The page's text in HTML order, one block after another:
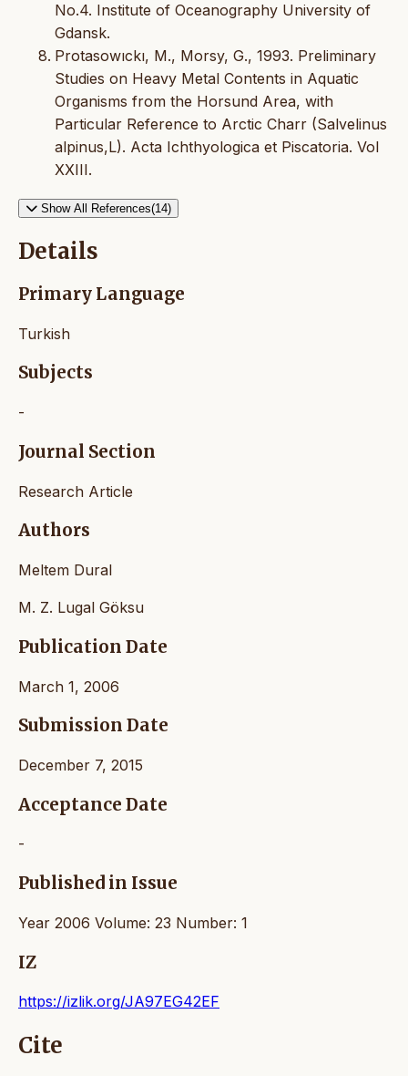
No.4. Institute of Oceanography University of
Gdansk.
Protasowıckı, M., Morsy, G., 1993. Preliminary
Studies on Heavy Metal Contents in Aquatic
Organisms from the Horsund Area, with
Particular Reference to Arctic Charr (Salvelinus
alpinus,L). Acta Ichthyologica et Piscatoria. Vol
XXIII.
Show All References(14)
Details
Primary Language
Turkish
Subjects
-
Journal Section
Research Article
Authors
Meltem Dural
M. Z. Lugal Göksu
Publication Date
March 1, 2006
Submission Date
December 7, 2015
Acceptance Date
-
Published in Issue
Year 2006 Volume: 23 Number: 1
IZ
https://izlik.org/JA97EG42EF
Cite